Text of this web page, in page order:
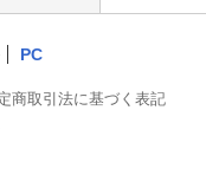
PC
商取引法に基づく表記